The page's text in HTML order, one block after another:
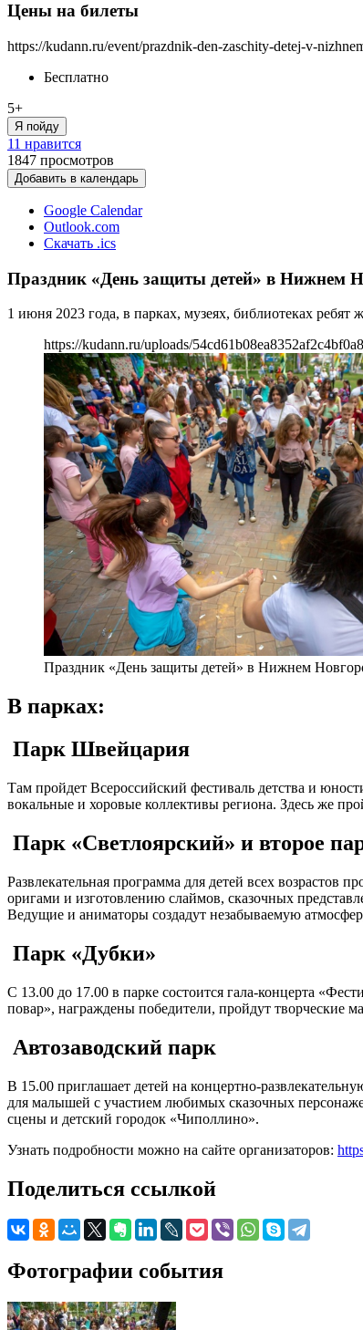
Цены на билеты
https://kudann.ru/event/prazdnik-den-zaschity-detej-v-
Бесплатно
5+
Я пойду
11 нравится
1847 просмотров
Добавить в календарь
Google Calendar
Outlook.com
Скачать .ics
Праздник «День защиты детей» в Нижнем
1 июня 2023 года, в парках, музеях, библиотеках ребят
https://kudann.ru/uploads/
Праздник «День защиты детей» в Нижнем
В парках:
Парк Швейцария
Там пройдет Всероссийский фестиваль детства и
вокальные и хоровые коллективы региона. Здесь же
Парк «Светлоярский» и второе
Развлекательная программа для детей всех возрастов
оригами и изготовлению слаймов, сказочных
Ведущие и аниматоры создадут незабываемую
Парк «Дубки»
С 13.00 до 17.00 в парке состоится гала-концерта
повар», награждены победители, пройдут творческие
Автозаводский парк
В 15.00 приглашает детей на концертно-
для малышей с участием любимых сказочных
сцены и детский городок «Чиполлино».
Узнать подробности можно на сайте организаторов:
Поделиться ссылкой
Фотографии события